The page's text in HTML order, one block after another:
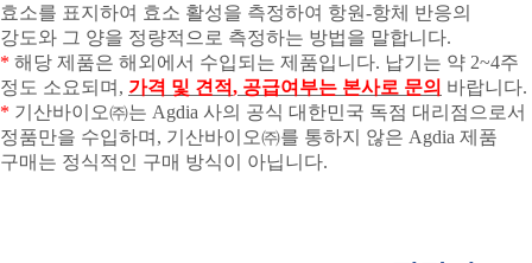
효소를 표지하여 효소 활성을 측정하여 항원-항체 반응의
강도와 그 양을 정량적으로 측정하는 방법을 말합니다.
* 해당 제품은 해외에서 수입되는 제품입니다. 납기는 약 2~4주
정도 소요되며 , 가격 및 견적, 공급여부는 본사로 문의 바랍니다.
* 기산바이오㈜는 Agdia 사의 공식 대한민국 독점 대리점으로서
정품만을 수입하며 , 기산바이오㈜를 통하지 않은 Agdia 제품
구매는 정식적인 구매 방식이 아닙니다.